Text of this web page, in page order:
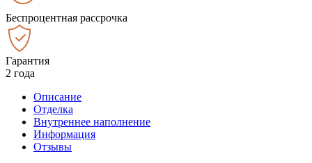
Беспроцентная рассрочка
Гарантия
2 года
Описание
Отделка
Внутреннее наполнение
Информация
Отзывы